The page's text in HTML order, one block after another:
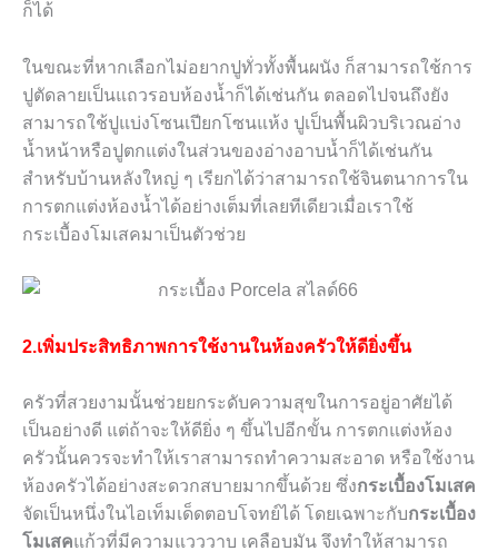
ก็ได้
ในขณะที่หากเลือกไม่อยากปูทั่วทั้งพื้นผนัง ก็สามารถใช้การ
ปูตัดลายเป็นแถวรอบห้องน้ำก็ได้เช่นกัน ตลอดไปจนถึงยัง
สามารถใช้ปูแบ่งโซนเปียกโซนแห้ง ปูเป็นพื้นผิวบริเวณอ่าง
น้ำหน้าหรือปูตกแต่งในส่วนของอ่างอาบน้ำก็ได้เช่นกัน
สำหรับบ้านหลังใหญ่ ๆ เรียกได้ว่าสามารถใช้จินตนาการใน
การตกแต่งห้องน้ำได้อย่างเต็มที่เลยทีเดียวเมื่อเราใช้
กระเบื้องโมเสคมาเป็นตัวช่วย
2.เพิ่มประสิทธิภาพการใช้งานในห้องครัวให้ดียิ่งขึ้น
ครัวที่สวยงามนั้นช่วยยกระดับความสุขในการอยู่อาศัยได้
เป็นอย่างดี แต่ถ้าจะให้ดียิ่ง ๆ ขึ้นไปอีกขั้น การตกแต่งห้อง
ครัวนั้นควรจะทำให้เราสามารถทำความสะอาด หรือใช้งาน
ห้องครัวได้อย่างสะดวกสบายมากขึ้นด้วย ซึ่งกระเบื้องโมเสค
จัดเป็นหนึ่งในไอเท็มเด็ดตอบโจทย์ได้ โดยเฉพาะกับกระเบื้อง
โมเสคแก้วที่มีความแวววาบ เคลือบมัน จึงทำให้สามารถ